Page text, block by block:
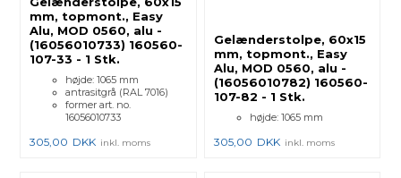
mm, topmont., Easy
Alu, MOD 0560, alu -
(16056010733) 160560-
107-33 - 1 Stk.
højde: 1065 mm
antrasitgrå (RAL 7016)
former art. no.
16056010733
305,00 DKK inkl. moms
Gelænderstolpe, 60x15
mm, topmont., Easy
Alu, MOD 0560, alu -
(16056010782) 160560-
107-82 - 1 Stk.
højde: 1065 mm
305,00 DKK inkl. moms